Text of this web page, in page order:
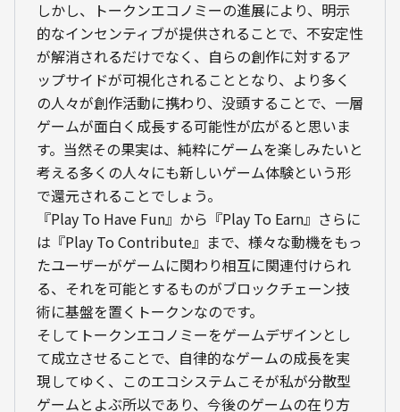
しかし、トークンエコノミーの進展により、明示
的なインセンティブが提供されることで、不安定性
が解消されるだけでなく、自らの創作に対するア
ップサイドが可視化されることとなり、より多く
の人々が創作活動に携わり、没頭することで、一層
ゲームが面白く成長する可能性が広がると思いま
す。当然その果実は、純粋にゲームを楽しみたいと
考える多くの人々にも新しいゲーム体験という形
で還元されることでしょう。
『Play To Have Fun』から『Play To Earn』さらに
は『Play To Contribute』まで、様々な動機をもっ
たユーザーがゲームに関わり相互に関連付けられ
る、それを可能とするものがブロックチェーン技
術に基盤を置くトークンなのです。
そしてトークンエコノミーをゲームデザインとし
て成立させることで、自律的なゲームの成長を実
現してゆく、このエコシステムこそが私が分散型
ゲームとよぶ所以であり、今後のゲームの在り方